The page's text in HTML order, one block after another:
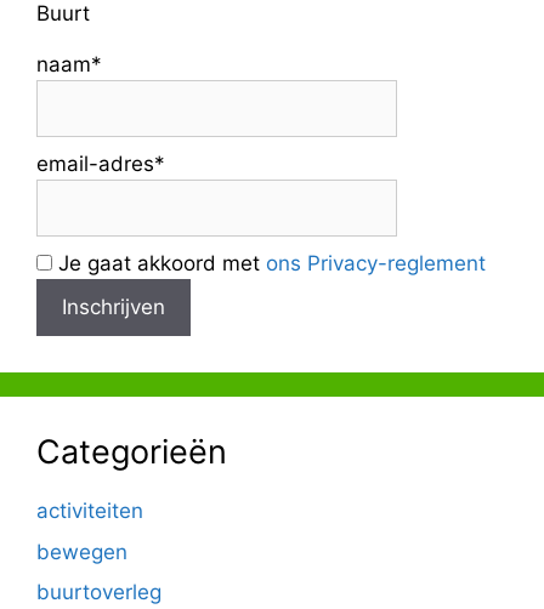
Buurt
naam*
email-adres*
Je gaat akkoord met ons Privacy-reglement
Categorieën
activiteiten
bewegen
buurtoverleg